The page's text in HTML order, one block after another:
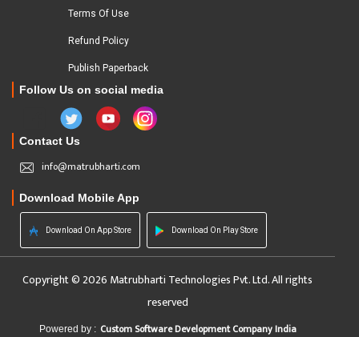
Terms Of Use
Refund Policy
Publish Paperback
Follow Us on social media
Contact Us
info@matrubharti.com
Download Mobile App
Download On App Store Download On Play Store
Copyright © 2026 Matrubharti Technologies Pvt. Ltd. All rights
reserved
Powered by : Custom Software Development Company India